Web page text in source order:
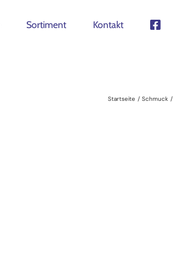
Sortiment Kontakt
Startseite Schmuck